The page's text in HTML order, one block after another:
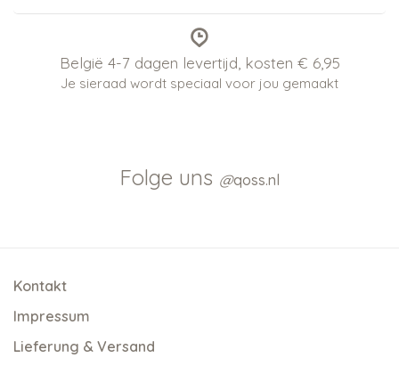
België 4-7 dagen levertijd, kosten € 6,95
Je sieraad wordt speciaal voor jou gemaakt
Folge uns @qoss.nl
Kontakt
Impressum
Lieferung & Versand